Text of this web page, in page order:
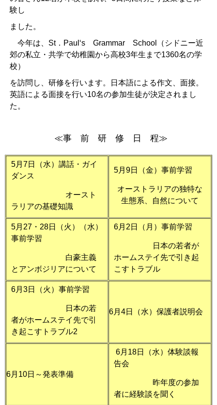
験し
ました。
今年は、St．Paul‘s Grammar School（シドニー近
郊の私立・共学で幼稚園から高校3年生まで1360名の学
校）
を訪問し、研修を行います。
日本語による作文、面接。
英語による面接を行い10名の参加生徒が決定されまし
た。
≪事 前 研 修 日 程≫
5月7日（水）講話・ガイ
ダンス
オースト
ラリアの基礎知識
5月9日（金）事前学習
オーストラリアの独特な
生態系、自然について
5月27・28日（火）（水）
事前学習
白豪主義
とアンボジリアについて
6月2日（月）事前学習
日本の若者が
ホームステイ先で引き起
こすトラブル
6月3日（火）事前学習
日本の若
者がホームステイ先で引
き起こすトラブル2
6月4日（水）保護者説明会
6月10日～発表準備
6月18日（水）体験談報
告会
昨年度の参加
者に経験談を聞く